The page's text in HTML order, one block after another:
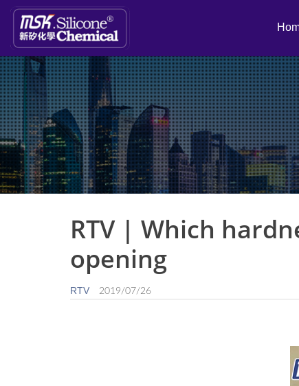
RTV | Which
opening
RTV 2019/07/26